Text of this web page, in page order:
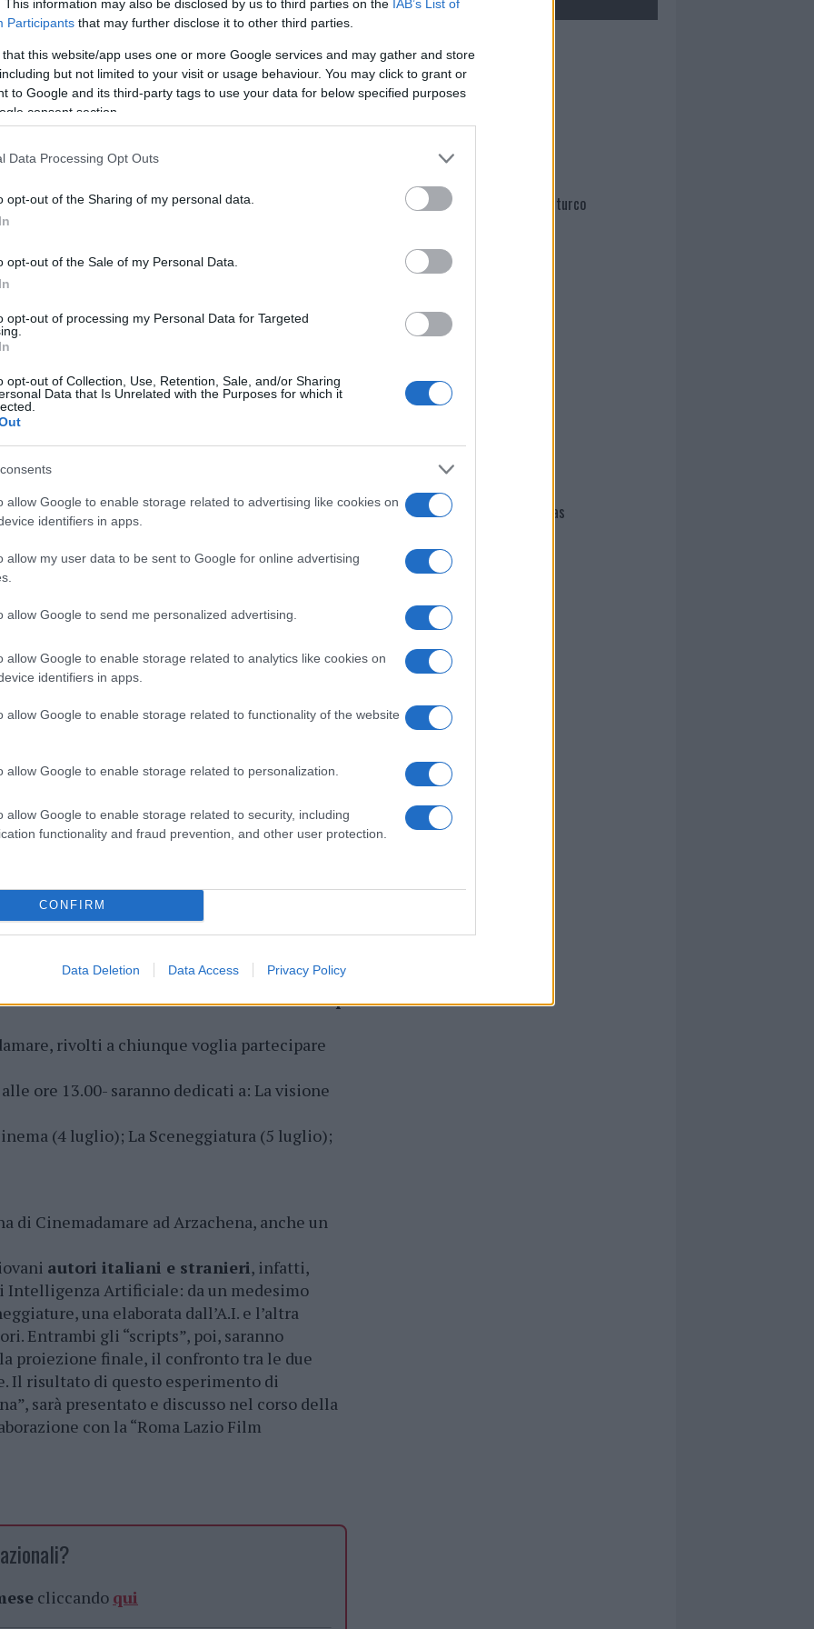
This information may also be disclosed by us to third parties on the IAB’s List of
Participants that may further disclose it to other third parties.
that this website/app uses one or more Google services and may gather and store
but not limited to your visit or usage behaviour. You may click to grant or
to Google and its third-party tags to use your data for below specified purposes
consent section.
Data Processing Opt Outs
opt-out of the Sharing of my personal data.
opt-out of the Sale of my Personal Data.
opt-out of processing my Personal Data for Targeted
opt-out of Collection, Use, Retention, Sale, and/or Sharing
Data that Is Unrelated with the Purposes for which it
allow Google to enable storage related to advertising like cookies on
identifiers in apps.
allow my user data to be sent to Google for online advertising
allow Google to send me personalized advertising.
allow Google to enable storage related to analytics like cookies on
identifiers in apps.
allow Google to enable storage related to functionality of the website
allow Google to enable storage related to personalization.
allow Google to enable storage related to security, including
functionality and fraud prevention, and other user protection.
CONFIRM
Data Deletion Data Access Privacy Policy
intervenire (tutti i film saranno
i più belli, all’interno dell’Ama
Auditorium, si terrà una rassegna di
by the sea” (4 luglio), “La Favorita”
(7 luglio), e l’ultima sera il concorso per
finale.
in tutta Italia e coinvolge partecipanti di
cinematografica e, al tempo stesso,
territorio verso nuovi target di visitatori.
uno dei focus principali per cui abbiamo
La partecipazione alle varie attività sui set è
in programma per tutta la settimana.
potenza creativa e, oggi, hanno a
la realizzazione di semplici video
il supporto di esperti” ha detto la
che ha partecipato alla conferenza
e a tutto il gruppo di filmmaker di
Rina, che ha spiegato: “Nutriamo delle
ad Arzachena, non solo per la
e non,e per la storia antica e recentesu
presenza di tanti turisti provenienti da tutto
Smeralda un carattere assolutamente
del campus è rappresentata dalla
dell’audiovisivo con unaserie di workshop
rivolti a chiunque voglia partecipare
ore 13.00- saranno dedicati a: La visione
(4 luglio); La Sceneggiatura (5 luglio);
di Cinemadamare ad Arzachena, anche un
autori italiani e stranieri, infatti,
Intelligenza Artificiale: da un medesimo
una elaborata dall’A.I. e l’altra
Entrambi gli “scripts”, poi, saranno
proiezione finale, il confronto tra le due
Il risultato di questo esperimento di
sarà presentato e discusso nel corso della
con la “Roma Lazio Film
cliccando qui
Mario Malu
Paolo Pinna
Martina Agostina Diturco
Giovannimaria Cabras